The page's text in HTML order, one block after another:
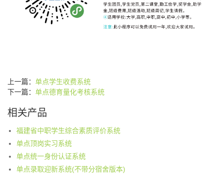
上一篇： 单点学生收费系统
下一篇： 单点德育量化考核系统
相关产品
福建省中职学生综合素质评价系统
单点顶岗实习系统
单点统一身份认证系统
单点录取迎新系统(不带分宿舍版本)